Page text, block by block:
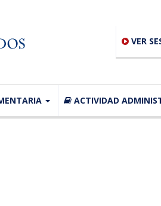
VER
ACTIVIDAD